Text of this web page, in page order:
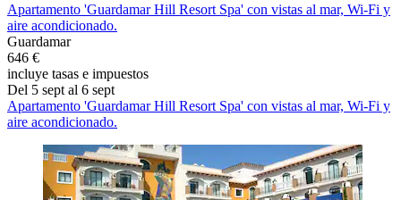
Apartamento 'Guardamar Hill Resort Spa' con vistas al mar, Wi-Fi y
aire acondicionado.
Guardamar
646 €
incluye tasas e impuestos
Del 5 sept al 6 sept
Apartamento 'Guardamar Hill Resort Spa' con vistas al mar, Wi-Fi y
aire acondicionado.